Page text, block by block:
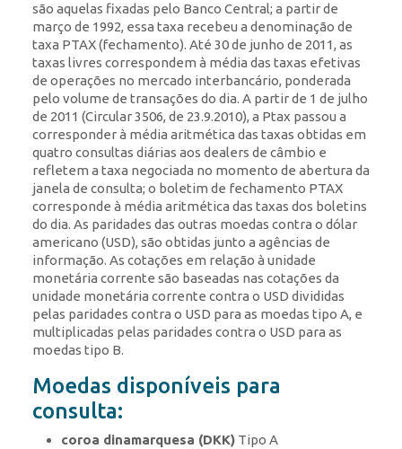
são aquelas fixadas pelo Banco Central; a partir de
março de 1992, essa taxa recebeu a denominação de
taxa PTAX (fechamento). Até 30 de junho de 2011, as
taxas livres correspondem à média das taxas efetivas
de operações no mercado interbancário, ponderada
pelo volume de transações do dia. A partir de 1 de julho
de 2011 (Circular 3506, de 23.9.2010), a Ptax passou a
corresponder à média aritmética das taxas obtidas em
quatro consultas diárias aos dealers de câmbio e
refletem a taxa negociada no momento de abertura da
janela de consulta; o boletim de fechamento PTAX
corresponde à média aritmética das taxas dos boletins
do dia. As paridades das outras moedas contra o dólar
americano (USD), são obtidas junto a agências de
informação. As cotações em relação à unidade
monetária corrente são baseadas nas cotações da
unidade monetária corrente contra o USD divididas
pelas paridades contra o USD para as moedas tipo A, e
multiplicadas pelas paridades contra o USD para as
moedas tipo B.
Moedas disponíveis para
consulta:
coroa dinamarquesa (DKK) Tipo A